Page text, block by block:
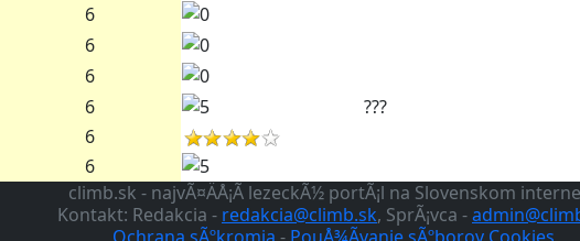
6
6
6
6
???
6
6
climb.sk - najvÃ¤ÄÅ¡Ã­ lezeckÃ½ portÃ¡l na Slovenskom
Kontakt: Redakcia - redakcia@climb.sk, SprÃ¡vca -